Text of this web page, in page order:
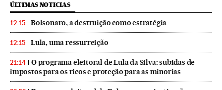
ÚLTIMAS NOTICIAS
12:15 Bolsonaro, a destruição como estratégia
12:15 Lula, uma ressurreição
21:14
O programa eleitoral de Lula da Silva: subidas de
impostos para os ricos e proteção para as minorias